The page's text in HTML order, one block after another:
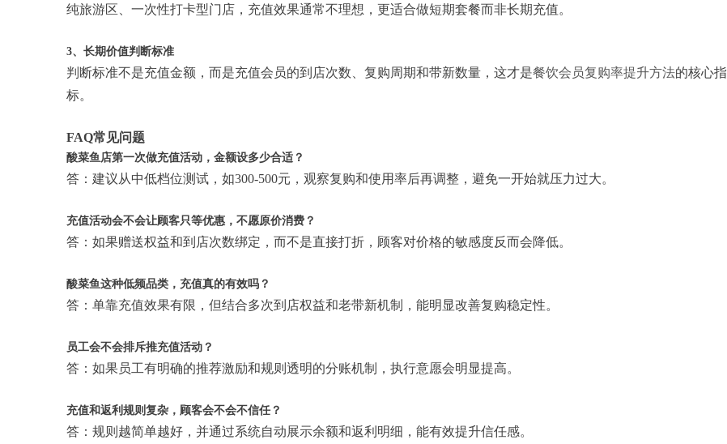
纯旅游区、一次性打卡型门店，充值效果通常不理想，更适合做短期套餐而非长期充值。
3、长期价值判断标准
判断标准不是充值金额，而是充值会员的到店次数、复购周期和带新数量，这才是餐饮会员复购率提升方法的核心指
标。
FAQ常见问题
酸菜鱼店第一次做充值活动，金额设多少合适？
答：建议从中低档位测试，如300-500元，观察复购和使用率后再调整，避免一开始就压力过大。
充值活动会不会让顾客只等优惠，不愿原价消费？
答：如果赠送权益和到店次数绑定，而不是直接打折，顾客对价格的敏感度反而会降低。
酸菜鱼这种低频品类，充值真的有效吗？
答：单靠充值效果有限，但结合多次到店权益和老带新机制，能明显改善复购稳定性。
员工会不会排斥推充值活动？
答：如果员工有明确的推荐激励和规则透明的分账机制，执行意愿会明显提高。
充值和返利规则复杂，顾客会不会不信任？
答：规则越简单越好，并通过系统自动展示余额和返利明细，能有效提升信任感。